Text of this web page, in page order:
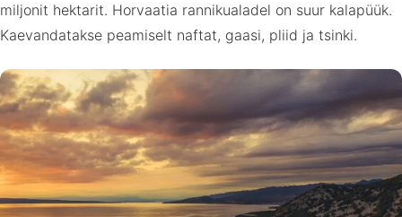
miljonit hektarit. Horvaatia rannikualadel on suur kalapüük.
Kaevandatakse peamiselt naftat, gaasi, pliid ja tsinki.